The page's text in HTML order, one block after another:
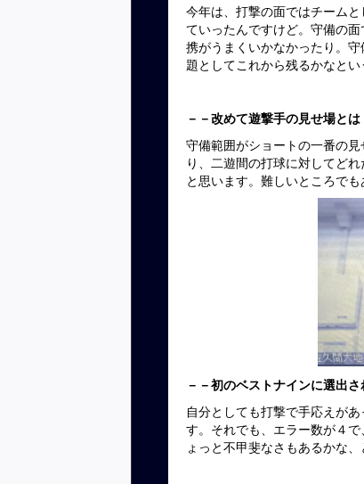
今年は、打撃の面ではチーム
ていったんですけど。守備の
携がうまくいかなかったり。
題としてこれから残るかなとい
－－改めて遊撃手の見せ場とは
守備範囲がショートの一番の
り、二遊間の打球に対してど
と思います。難しいところでも
－－初のベストナインに選出
自分としても打撃で手応えが
す。それでも、エラー数が４
ょっと不甲斐なさもあるかな、